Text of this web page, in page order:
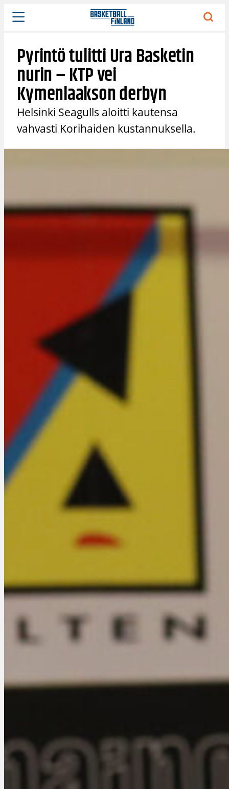
Siirry
sisältöön
Pyrintö tulitti Ura Basketin
nurin – KTP vei
Kymenlaakson derbyn
Helsinki Seagulls aloitti kautensa
vahvasti Korihaiden kustannuksella.